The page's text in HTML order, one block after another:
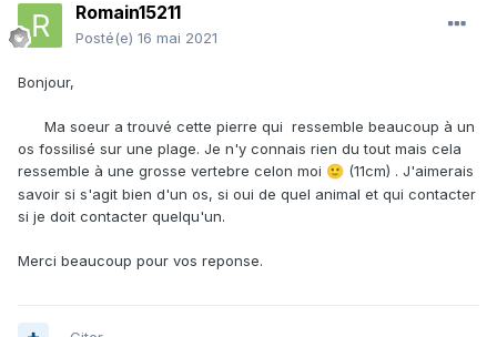
Romain15211
Posté(e) 16 mai 2021
Bonjour,
Ma soeur a trouvé cette pierre qui ressemble beaucoup à un
os fossilisé sur une plage. Je n'y connais rien du tout mais cela
ressemble à une grosse vertebre celon moi 🙂 (11cm) . J'aimerais
savoir si s'agit bien d'un os, si oui de quel animal et qui contacter
si je doit contacter quelqu'un.
Merci beaucoup pour vos reponse.